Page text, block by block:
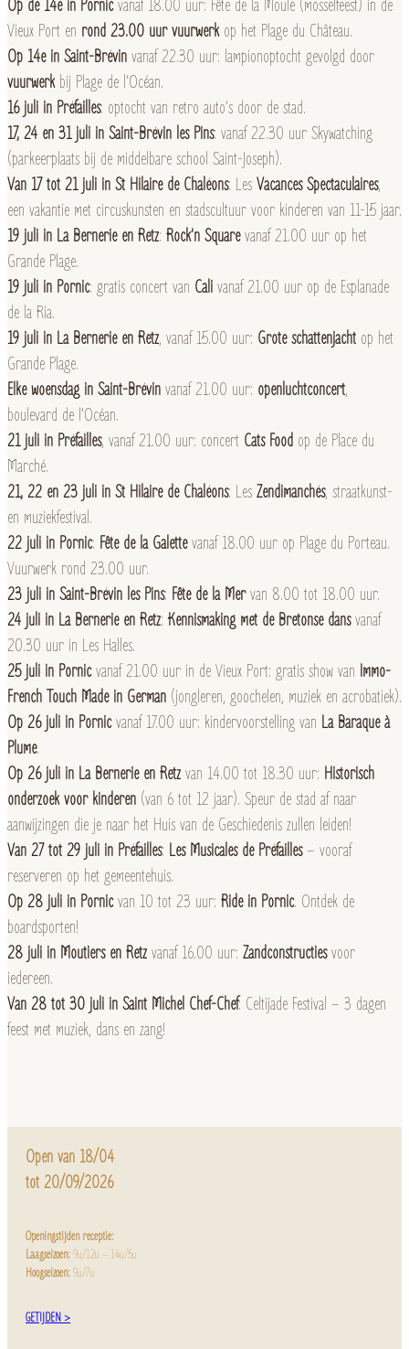
Op de 14e in Pornicvanaf 18.00 uur: Fête de la Moule (mosselfeest) in de
Vieux Port en rond 23.00 uur vuurwerkop het Plage du Château.
Op 14e in Saint-Brévin vanaf 22.30 uur: lampionoptocht gevolgd door
vuurwerk bij Plage de l’Océan.
16 juli in Préfailles: optocht van retro auto’s door de stad.
17, 24 en 31 juli in Saint-Brévin les Pins: vanaf 22.30 uur Skywatching
(parkeerplaats bij de middelbare school Saint-Joseph).
Van 17 tot 21 juli in St Hilaire de Chaléons: Les Vacances Spectaculaires,
een vakantie met circuskunsten en stadscultuur voor kinderen van 11-15 jaar.
19 juli in La Bernerie en Retz: Rock’n Squarevanaf 21.00 uur op het
Grande Plage.
19 juli in Pornic: gratis concert van Cali vanaf 21.00 uur op de Esplanade
de la Ria.
19 juli in La Bernerie en Retz, vanaf 15.00 uur: Grote schattenjacht op het
Grande Plage.
Elke woensdag in Saint-Brévin vanaf 21.00 uur: openluchtconcert,
boulevard de l’Océan.
21 juli in Préfailles, vanaf 21.00 uur: concert Cats Food op de Place du
Marché.
21, 22 en 23 juli in St Hilaire de Chaléons: Les Zendimanchés, straatkunst-
en muziekfestival.
22 juli in Pornic: Fête de la Galettevanaf 18.00 uur op Plage du Porteau.
Vuurwerk rond 23.00 uur.
23 juli in Saint-Brévin les Pins: Fête de la Mervan 8.00 tot 18.00 uur.
24 juli in La Bernerie en Retz: Kennismaking met de Bretonse dansvanaf
20.30 uur in Les Halles.
25 juli in Pornicvanaf 21.00 uur in de Vieux Port: gratis show van Immo-
French Touch Made in German (jongleren, goochelen, muziek en acrobatiek).
Op 26 juli in Pornicvanaf 17.00 uur: kindervoorstelling van La Baraque à
Plume.
Op 26 juli in La Bernerie en Retz van 14.00 tot 18.30 uur: Historisch
onderzoek voor kinderen (van 6 tot 12 jaar). Speur de stad af naar
aanwijzingen die je naar het Huis van de Geschiedenis zullen leiden!
Van 27 tot 29 juli in Préfailles: Les Musicales de Préfailles– vooraf
reserveren op het gemeentehuis.
Op 28 juli in Pornicvan 10 tot 23 uur: Ride in Pornic. Ontdek de
boardsporten!
28 juli in Moutiers en Retz vanaf 16.00 uur: Zandconstructiesvoor
iedereen.
Van 28 tot 30 juli in Saint Michel Chef-Chef: Celtijade Festival – 3 dagen
feest met muziek, dans en zang!
Open van 18/04
tot 20/09/2026
Openingstijden receptie:
Laagseizoen:9u/12u – 14u/5u
Hoogseizoen:9u/7u
GETIJDEN >